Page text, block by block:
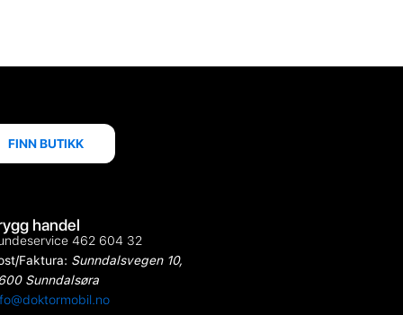
FINN BUTIKK
handel
462 604 32
Faktura: Sunndalsvegen 10,
Sunndalsøra